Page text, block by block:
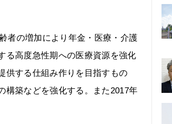
者の増加により年金・医療・介護
る高度急性期への医療資源を強化
供する仕組み作りを目指すもの
構築などを強化する。また2017年